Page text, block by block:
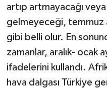
artıp artmayacağı
gelmeyeceği, temmuz
gibi belli olur. En
zamanlar, aralık- ocak
ifadelerini kullandı.
hava dalgası Türkiye